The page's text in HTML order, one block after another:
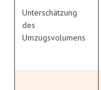
Unterschätzung
des
Umzugsvolumens